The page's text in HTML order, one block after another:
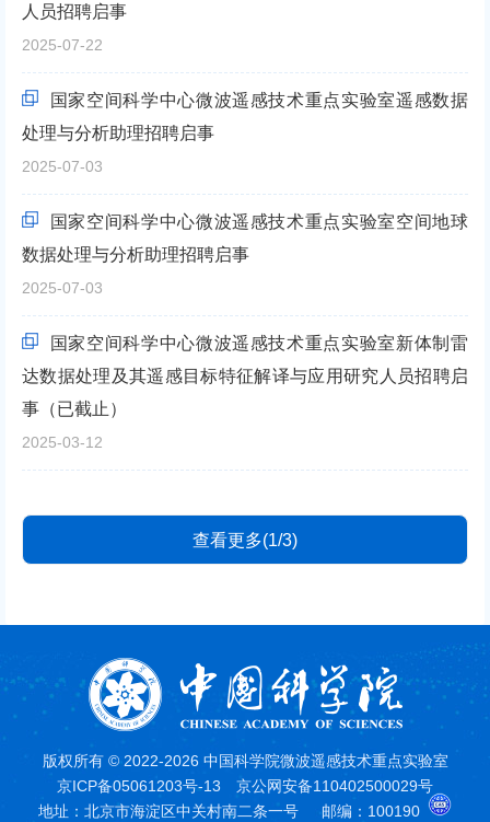
人员招聘启事
2025-07-22
国家空间科学中心微波遥感技术重点实验室遥感数据
处理与分析助理招聘启事
2025-07-03
国家空间科学中心微波遥感技术重点实验室空间地球
数据处理与分析助理招聘启事
2025-07-03
国家空间科学中心微波遥感技术重点实验室新体制雷
达数据处理及其遥感目标特征解译与应用研究人员招聘启
事（已截止）
2025-03-12
查看更多(1/3)
版权所有 © 2022-2026 中国科学院微波遥感技术重点实验室
京ICP备05061203号-13
京公网安备110402500029号
地址：北京市海淀区中关村南二条一号
邮编：100190